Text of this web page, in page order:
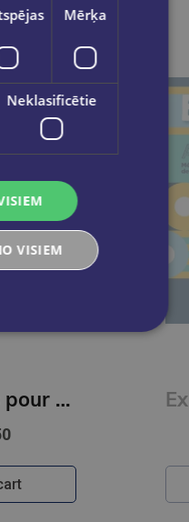
Le francais pour tous / French for everyone. Le vocabulaire par les jeux (A1/A2) Livre + Audio
Mērķa
Neklasificētie
VISIEM